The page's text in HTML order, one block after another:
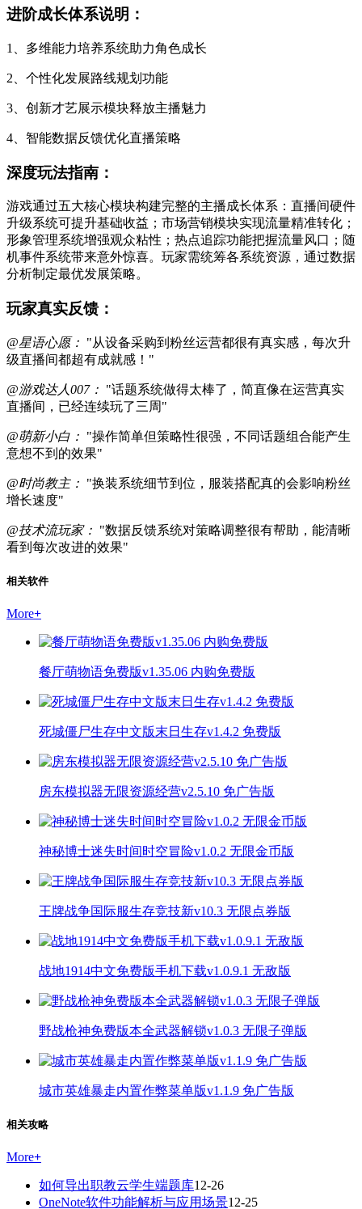
进阶成长体系说明：
1、多维能力培养系统助力角色成长
2、个性化发展路线规划功能
3、创新才艺展示模块释放主播魅力
4、智能数据反馈优化直播策略
深度玩法指南：
游戏通过五大核心模块构建完整的主播成长体系：直播间硬件
升级系统可提升基础收益；市场营销模块实现流量精准转化；
形象管理系统增强观众粘性；热点追踪功能把握流量风口；随
机事件系统带来意外惊喜。玩家需统筹各系统资源，通过数据
分析制定最优发展策略。
玩家真实反馈：
@星语心愿： "从设备采购到粉丝运营都很有真实感，每次升
级直播间都超有成就感！"
@游戏达人007： "话题系统做得太棒了，简直像在运营真实
直播间，已经连续玩了三周"
@萌新小白： "操作简单但策略性很强，不同话题组合能产生
意想不到的效果"
@时尚教主： "换装系统细节到位，服装搭配真的会影响粉丝
增长速度"
@技术流玩家： "数据反馈系统对策略调整很有帮助，能清晰
看到每次改进的效果"
相关软件
More+
餐厅萌物语免费版v1.35.06 内购免费版
死城僵尸生存中文版末日生存v1.4.2 免费版
房东模拟器无限资源经营v2.5.10 免广告版
神秘博士迷失时间时空冒险v1.0.2 无限金币版
王牌战争国际服生存竞技新v10.3 无限点券版
战地1914中文免费版手机下载v1.0.9.1 无敌版
野战枪神免费版本全武器解锁v1.0.3 无限子弹版
城市英雄暴走内置作弊菜单版v1.1.9 免广告版
相关攻略
More+
如何导出职教云学生端题库12-26
OneNote软件功能解析与应用场景12-25